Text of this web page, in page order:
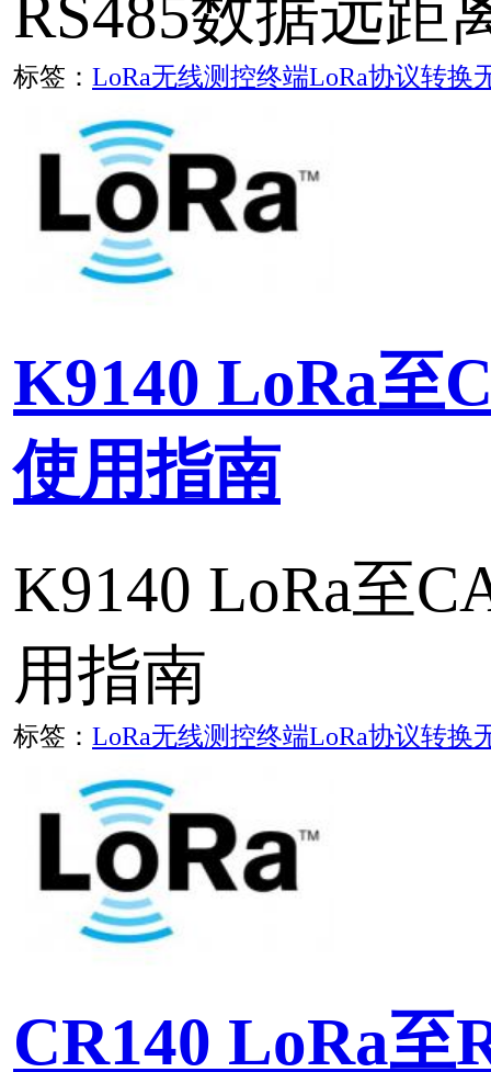
远程数据采集
LoRa无线网桥中继传
线网桥之间的连接功能
从一个中继点传递到下
实现信号的增强，并形
盖区域，最终达到延伸
盖范围的目的。
标签：远程数据采集LoRa
LoRa在远距离无线监
应用
LoRa的优势在于长距离
LoRa技术在高性能、远